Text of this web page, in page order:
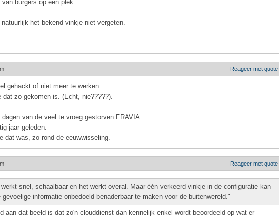
burgers op een plek
het bekend vinkje niet vergeten.
Reageer met quote
gehackt of niet meer te werken
dat zo gekomen is. (Echt, nie?????).
van de veel te vroeg gestorven FRAVIA
jaar geleden.
dat was, zo rond de eeuwwisseling.
Reageer met quote
snel, schaalbaar en het werkt overal. Maar één verkeerd vinkje in de configuratie kan
informatie onbedoeld benaderbaar te maken voor de buitenwereld."
aan dat beeld is dat zo'n clouddienst dan kennelijk enkel wordt beoordeeld op wat er